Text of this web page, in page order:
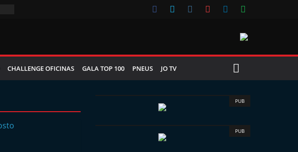
CHALLENGE OFICINAS GALA TOP 100 PNEUS JO TV
PUB
PUB